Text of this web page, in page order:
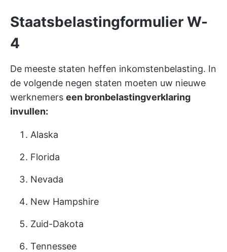
Staatsbelastingformulier W-
4
De meeste staten heffen inkomstenbelasting. In
de volgende negen staten moeten uw nieuwe
werknemers een bronbelastingverklaring
invullen:
Alaska
Florida
Nevada
New Hampshire
Zuid-Dakota
Tennessee